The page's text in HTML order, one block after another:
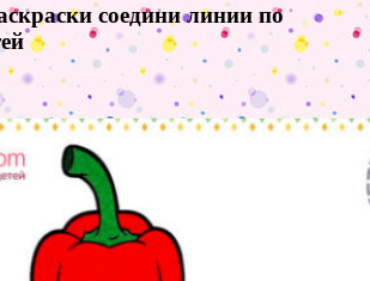
соедини линии по